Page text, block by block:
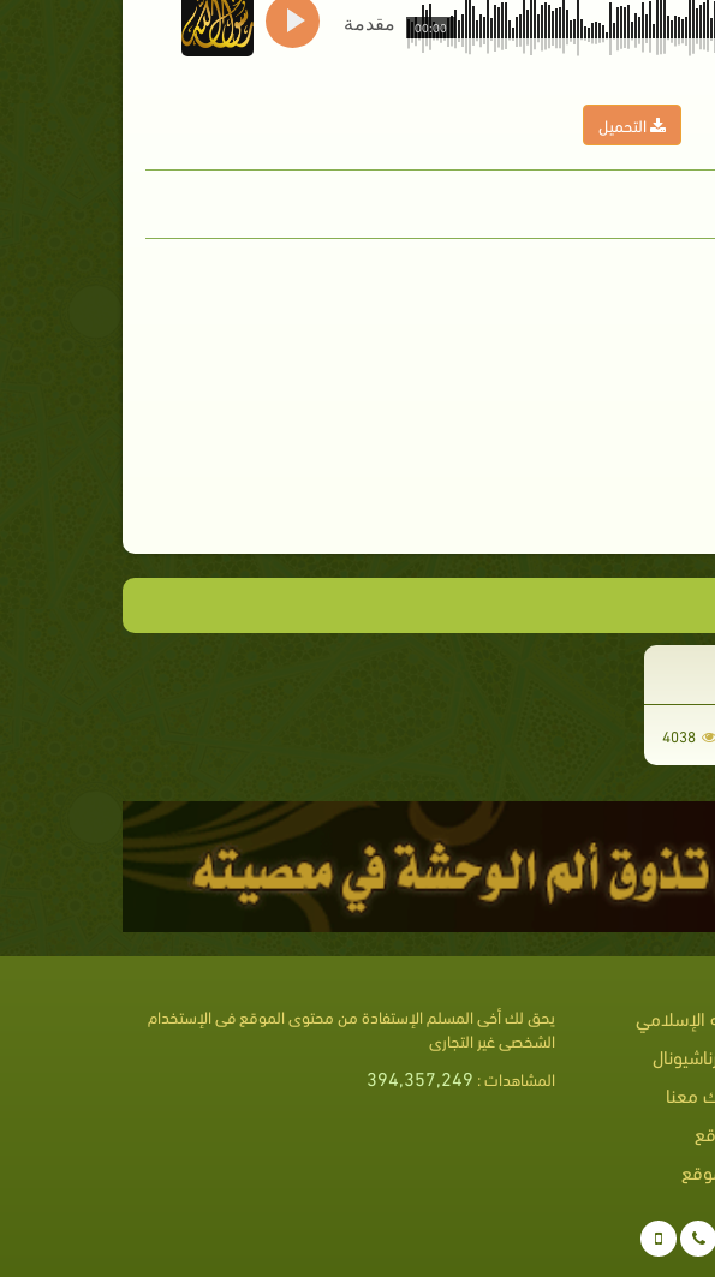
مقدمة 00:00
التحميل
4038
الإسلامي
معنا
يحق لك أخى المسلم الإستفادة من محتوى الموقع فى الإستخدام
الشخصى غير التجارى
المشاهدات : 394,357,249